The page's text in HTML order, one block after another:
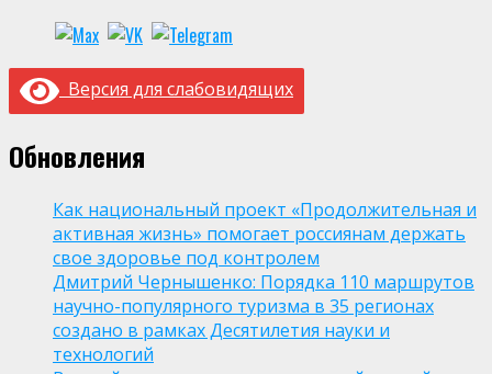
Версия для слабовидящих
Обновления
Как национальный проект «Продолжительная и
активная жизнь» помогает россиянам держать
свое здоровье под контролем
Дмитрий Чернышенко: Порядка 110 маршрутов
научно-популярного туризма в 35 регионах
создано в рамках Десятилетия науки и
технологий